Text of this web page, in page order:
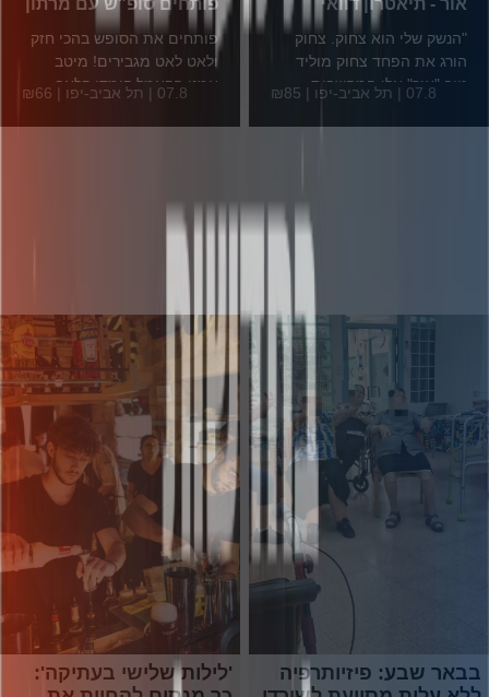
אור - תיאטרון דוואי
"הנשק שלי הוא צחוק. צחוק
הורג את הפחד צחוק מוליד
טוב "אור" אלו המחשבות...
07.8 | תל אביב-יפו | ₪85
פותחים סופ"ש עם מרתון
פותחים את הסופש בהכי חזק
ולאט לאט מגבירים! מיטב
אמני הקאמל קומדי קלאב...
07.8 | תל אביב-יפו | ₪66
בבאר שבע: פיזיותרפיה
'לילות שלישי בעתיקה':